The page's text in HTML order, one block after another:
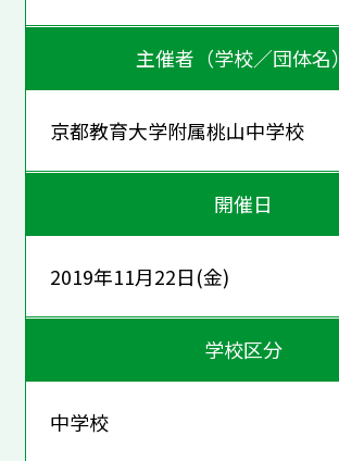
主催者（学校／団体名）
京都教育大学附属桃山中学校
開催日
2019年11月22日(金)
学校区分
中学校